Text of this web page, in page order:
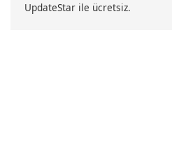
UpdateStar ile ücretsiz.